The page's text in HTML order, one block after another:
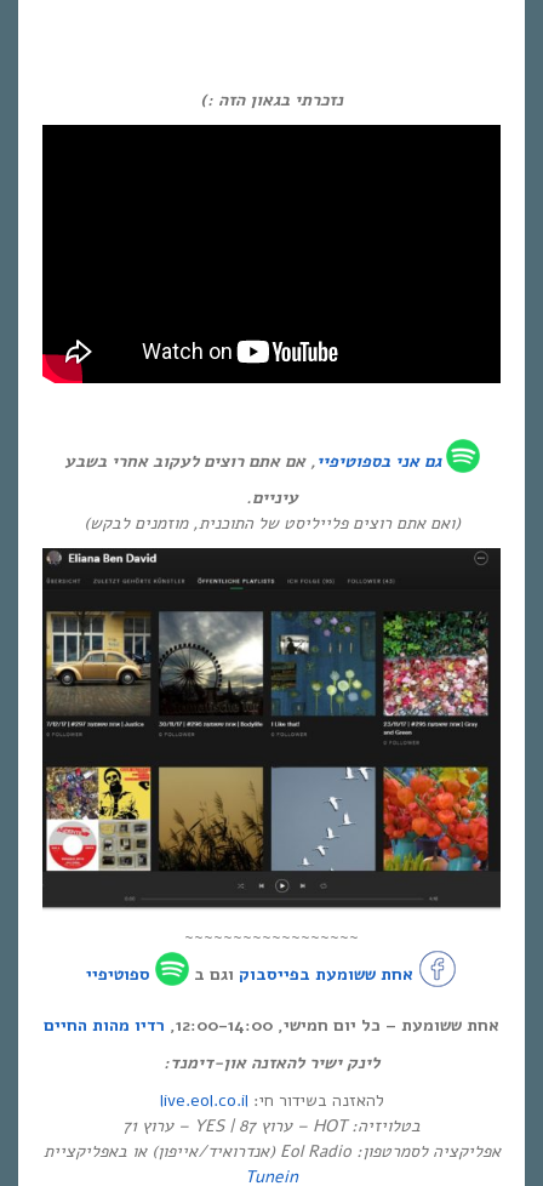
נזכרתי בגאון הזה :)
גם אני בספוטיפיי, אם אתם רוצים לעקוב אחרי בשבע
עיניים.
(ואם אתם רוצים פלייליסט של התוכנית, מוזמנים לבקש)
~~~~~~~~~~~~~~~~~~
אחת ששומעת בפייסבוק וגם ב ספוטיפיי
אחת ששומעת – כל יום חמישי, 12:00-14:00,
רדיו מהות החיים
לינק ישיר להאזנה און-דימנד:
להאזנה בשידור חי: live.eol.co.il
בטלויזיה: HOT – ערוץ 87 | YES – ערוץ 71
אפליקציה לסמרטפון: Eol Radio (אנדרואיד/אייפון) או באפליקציית
Tunein